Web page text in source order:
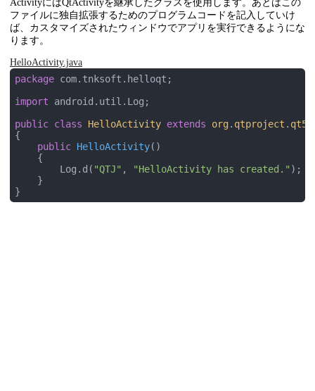
ActivityにはQtActivityを継承したクラスを使用します。あとはこの
ファイルに独自拡張するためのプログラムコードを記入していけ
ば、カスタマイズされたウィンドウでアプリを実行できるようにな
ります。
HelloActivity.java
package com.tnksoft.helloqt;
import android.util.Log;
public class HelloActivity extends org. qtproject . qt5
{
public HelloActivity()
{
        Log.d(
"QTJ" , "HelloActivity has created." );
    }